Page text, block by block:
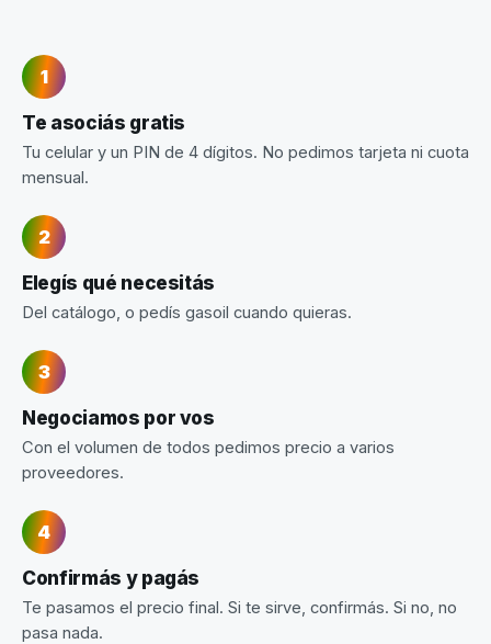
Te asociás gratis
Tu celular y un PIN de 4 dígitos. No pedimos tarjeta ni cuota
mensual.
Elegís qué necesitás
Del catálogo, o pedís gasoil cuando quieras.
Negociamos por vos
Con el volumen de todos pedimos precio a varios
proveedores.
Confirmás y pagás
Te pasamos el precio final. Si te sirve, confirmás. Si no, no
pasa nada.